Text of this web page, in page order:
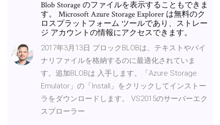
Blob Storage のファイルを表示することもできま
す。 Microsoft Azure Storage Explorer は無料のク
ロスプラットフォーム ツールであり、ストレー
ジ アカウントの情報にアクセスできます。
2017年3月13日 ブロックBLOBは、テキストやバイ
ナリファイルを格納するのに最適化されていま
す。追加BLOBは 入手します。「Azure Storage
Emulator」の「Install」をクリックしてインストー
ラをダウンロードします。 VS2015のサーバーエク
スプローラー